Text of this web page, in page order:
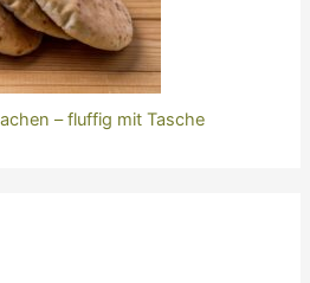
– fluffig mit Tasche